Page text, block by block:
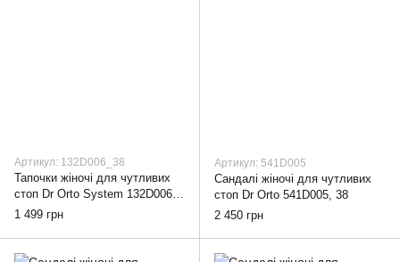
Артикул: 132D006_38
Тапочки жіночі для чутливих
стоп Dr Orto System 132D006
сині, 38
1 499 грн
Артикул: 541D005
Cандалі жіночі для чутливих
стоп Dr Orto 541D005, 38
2 450 грн